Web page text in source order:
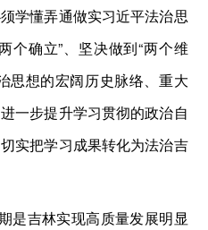
学懂弄通做实习近平法治思
个确立”、坚决做到“两个维
思想的宏阔历史脉络、重大
一步提升学习贯彻的政治自
实把学习成果转化为法治吉
是吉林实现高质量发展明显